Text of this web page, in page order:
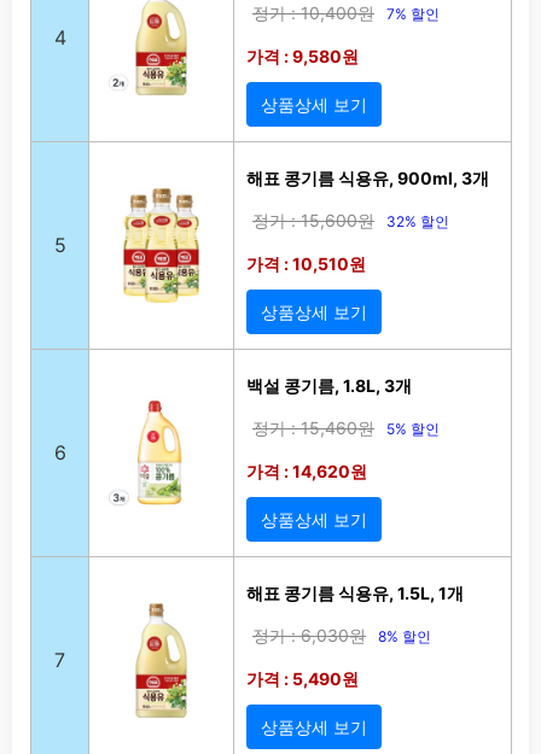
4
정가 : 10,400원 7% 할인
가격 : 9,580원
상품상세 보기
5
해표 콩기름 식용유, 900ml, 3개
정가 : 15,600원 32% 할인
가격 : 10,510원
상품상세 보기
6
백설 콩기름, 1.8L, 3개
정가 : 15,460원 5% 할인
가격 : 14,620원
상품상세 보기
7
해표 콩기름 식용유, 1.5L, 1개
정가 : 6,030원 8% 할인
가격 : 5,490원
상품상세 보기